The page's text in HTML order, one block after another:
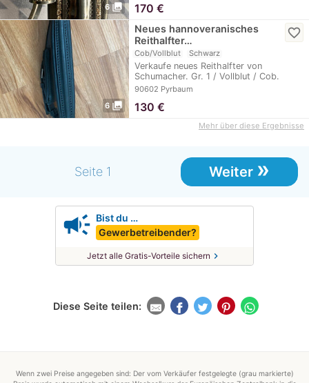
6 photo_library 170 €
6 photo_library
Neues hannoveranisches
Reithalfter…
Cob/Vollblut Schwarz
Verkaufe neues Reithalfter von
Schumacher. Gr. 1 / Vollblut / Cob.
Passend für…
90602 Pyrbaum
favorite_border
130 €
Mehr über diese Ergebnisse
Seite 1 Weiter »
campaign Bist du …
Gewerbetreibender?
Jetzt alle Gratis-Vorteile sichern chevron_right
Diese Seite teilen:
Wenn zwei Preise angegeben sind: Der vom Verkäufer festgelegte (grau markierte)